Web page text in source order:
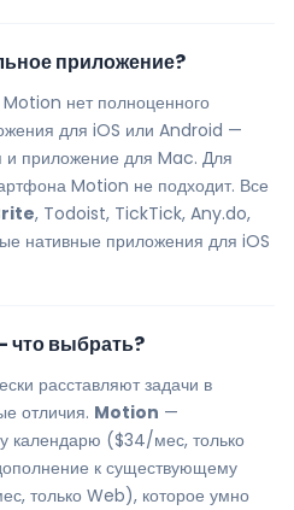
приложение?
нет полноценного
для iOS или Android —
и приложение для Mac. Для
Motion не подходит. Все
, Todoist, TickTick, Any.do,
нативные приложения для iOS
выбрать?
расставляют задачи в
отличия. Motion —
календарю ($34/мес, только
к существующему
только Web), которое умно